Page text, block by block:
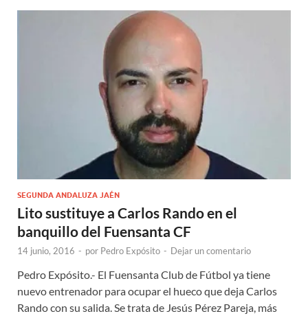
SEGUNDA ANDALUZA JAÉN
Lito sustituye a Carlos Rando en el
banquillo del Fuensanta CF
14 junio, 2016 - por Pedro Expósito - Dejar un comentario
Pedro Expósito.- El Fuensanta Club de Fútbol ya tiene
nuevo entrenador para ocupar el hueco que deja Carlos
Rando con su salida. Se trata de Jesús Pérez Pareja, más